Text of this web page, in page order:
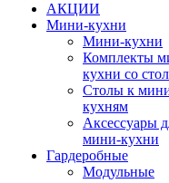
АКЦИИ
Мини-кухни
Мини-кухни
Комплекты
кухни со
Столы к
кухням
Аксессуары
мини-кухни
Гардеробные
Модульные